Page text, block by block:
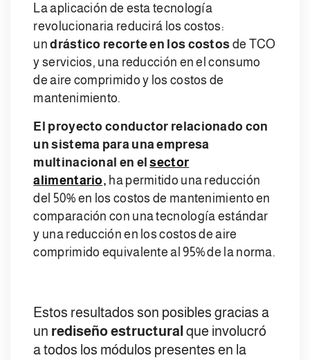
La aplicación de esta tecnología
revolucionaria reducirá los costos:
undrástico recorte en los costos de TCO
y servicios, una reducción en el consumo
de aire comprimido y los costos de
mantenimiento.
El proyecto conductor relacionado con
un sistema para una empresa
multinacional en elsector
alimentario, ha permitido una reducción
del 50% en los costos de mantenimiento en
comparación con una tecnología estándar
y una reducción en los costos de aire
comprimido equivalente al 95% de la norma.
Estos resultados son posibles gracias a
un rediseño estructuralque involucró
a todos los módulos presentes en la